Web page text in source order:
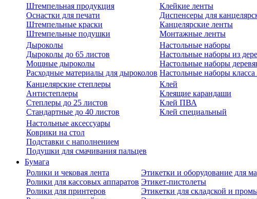
Штемпельная продукция
Оснастки для печати
Штемпельные краски
Штемпельные подушки
Клейкие ленты
Диспенсеры для
Канцелярские ленты
Монтажные ленты
Дыроколы
Дыроколы до 65 листов
Мощные дыроколы
Расходные материалы для дыроколов
Настольные наборы
Настольные наборы из
Настольные наборы
Настольные наборы
Канцелярские степлеры
Антистеплеры
Степлеры до 25 листов
Стандартные до 40 листов
Клей
Клеящие карандаши
Клей ПВА
Клей специальный
Настольные аксессуары
Коврики на стол
Подставки с наполнением
Подушки для смачивания пальцев
Бумага
Ролики и чековая лента
Ролики для кассовых аппаратов
Ролики для принтеров
Этикетки и оборудование для
Этикет-пистолеты
Этикетки для складской и